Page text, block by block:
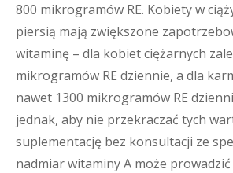
800 mikrogramów RE. Kobiety w
piersią mają zwiększone
witaminę – dla kobiet ciężarnych
mikrogramów RE dziennie, a dla
nawet 1300 mikrogramów RE
jednak, aby nie przekraczać tych
suplementację bez konsultacji ze
nadmiar witaminy A może